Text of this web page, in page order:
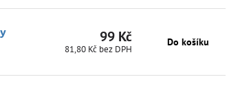
99 Kč
81,80 Kč bez DPH
Do košíku